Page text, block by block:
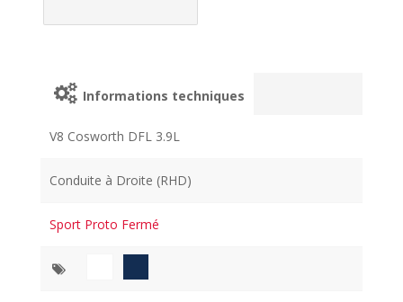
Informations techniques
V8 Cosworth DFL 3.9L
Conduite à Droite (RHD)
Sport Proto Fermé